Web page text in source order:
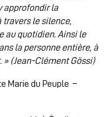
approfondir la
travers le silence,
au quotidien. Ainsi le
la personne entière, à
» (Jean-Clément Gössi)
Marie du Peuple –